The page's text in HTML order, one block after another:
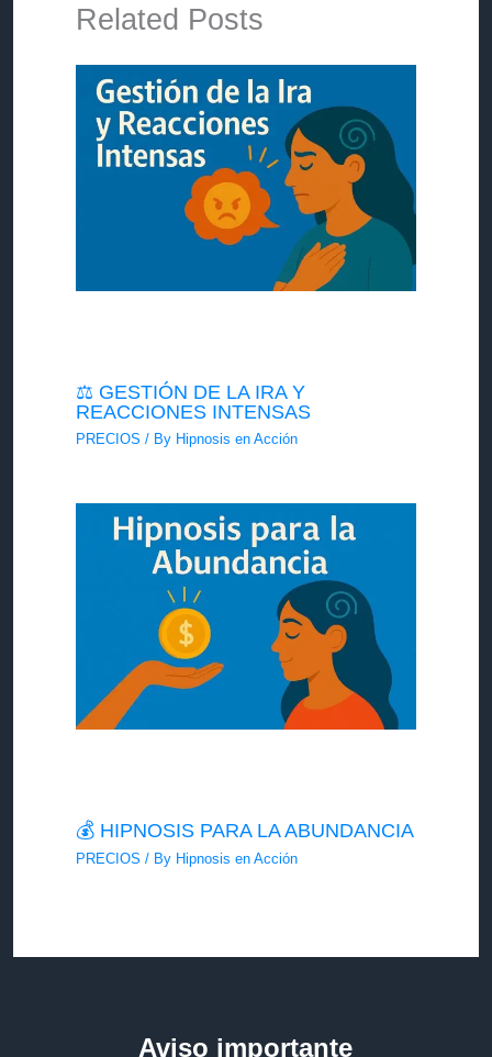
Related Posts
⚖️ GESTIÓN DE LA IRA Y
REACCIONES INTENSAS
PRECIOS / By Hipnosis en Acción
💰 HIPNOSIS PARA LA ABUNDANCIA
PRECIOS / By Hipnosis en Acción
Aviso importante